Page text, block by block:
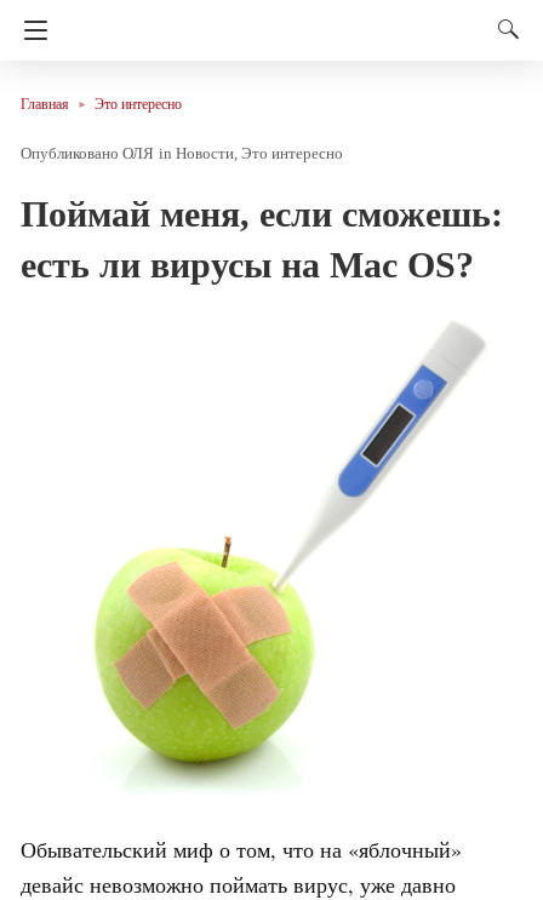
Главная Это интересно
ОЛЯ in Новости Это интересно
Поймай меня, если сможешь:
есть ли вирусы на Mac OS?
Обывательский миф о том, что на «яблочный»
девайс невозможно поймать вирус, уже давно